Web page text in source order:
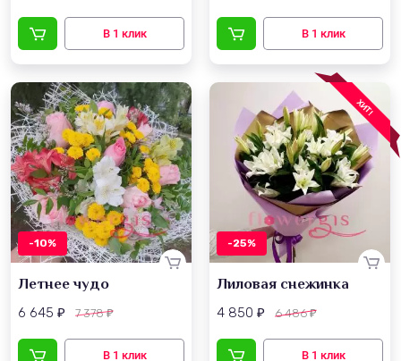
-10%
Летнее чудо
6 645 ₽ 7 378₽
ХИТ!
-25%
Лиловая снежинка
4 850 ₽ 6 486₽